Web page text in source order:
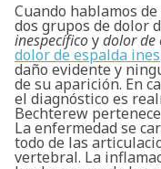
Cuando hablamos
dos grupos de dolor
inespecíficoydolor de
dolor de espalda
daño evidente y
de su aparición. En
el diagnóstico es
Bechterew
La enfermedad se
todo de las
vertebral. La